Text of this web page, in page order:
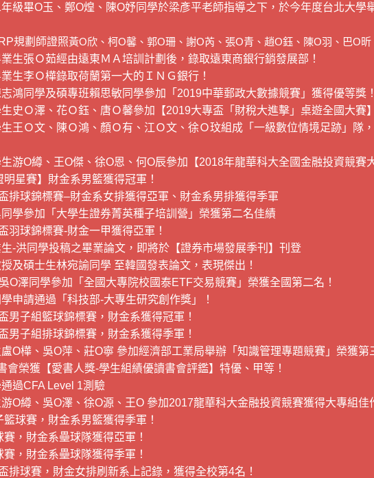
級畢O玉、鄭O煌、陳O妤同學於梁彥平老師指導之下，於今年度台北大學
規劃師證照黃O欣、柯O馨、郭O珊、謝O芮、張O青、趙O鈺、陳O羽、巴O
生張Ｏ茹經由遠東ＭＡ培訓計劃後，錄取遠東商銀行銷發展部！
生李Ｏ樺錄取荷蘭第一大的ＩＮＧ銀行！
鴻同學及碩專班賴思敏同學參加「2019中華郵政大數據競賽」獲得優等獎！
史Ｏ澤、花Ｏ鈺、唐Ｏ馨參加【2019大專盃「財稅大進擊」桌遊全國大賽
王Ｏ文、陳Ｏ鴻、顏Ｏ有、江Ｏ文、徐Ｏ玟組成「一級數位情境足跡」隊
游O繜、王O傑、徐O恩、何O辰參加【2018年龍華科大全國金融投資競賽
星賽】財金系男籃獲得冠軍！
排球錦標賽–財金系女排獲得亞軍、財金系男排獲得季軍
學參加「大學生證券菁英種子培訓營」榮獲第二名佳績
羽球錦標賽-財金一甲獲得亞軍！
-洪同學投稿之畢業論文，即將於【證券市場發展季刊】刊登
及碩士生林宛諭同學 至韓國發表論文，表現傑出！
Ο澤同學參加「全國大專院校國泰ETF交易競賽」榮獲全國第二名！
申請通過「科技部-大專生研究創作獎」！
男子組籃球錦標賽，財金系獲得冠軍！
男子組排球錦標賽，財金系獲得季軍！
Ο樺、吳Ο萍、莊Ο寧 參加經濟部工業局舉辦「知識管理專題競賽」榮獲第
會榮獲【愛書人獎-學生組績優讀書會評鑑】特優、甲等！
過CFA Level 1測驗
Ο繜、吳Ο澤、徐Ο源、王Ο 參加2017龍華科大金融投資競賽獲得大專組佳
球賽，財金系男籃獲得季軍！
，財金系壘球隊獲得亞軍！
，財金系壘球隊獲得季軍！
排球賽，財金女排刷新系上記錄，獲得全校第4名！